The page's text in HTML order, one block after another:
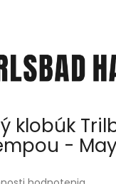
klobúk
-